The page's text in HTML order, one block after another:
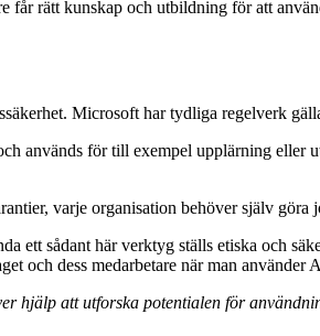
får rätt kunskap och utbildning för att
Microsoft har tydliga regelverk
används för till exempel upplärning
varje organisation behöver själv
ett sådant här verktyg ställs etiska och
och dess medarbetare när man använder
hjälp att utforska potentialen för